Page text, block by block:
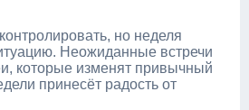
но неделя
Неожиданные встречи
которые изменят привычный
принесёт радость от